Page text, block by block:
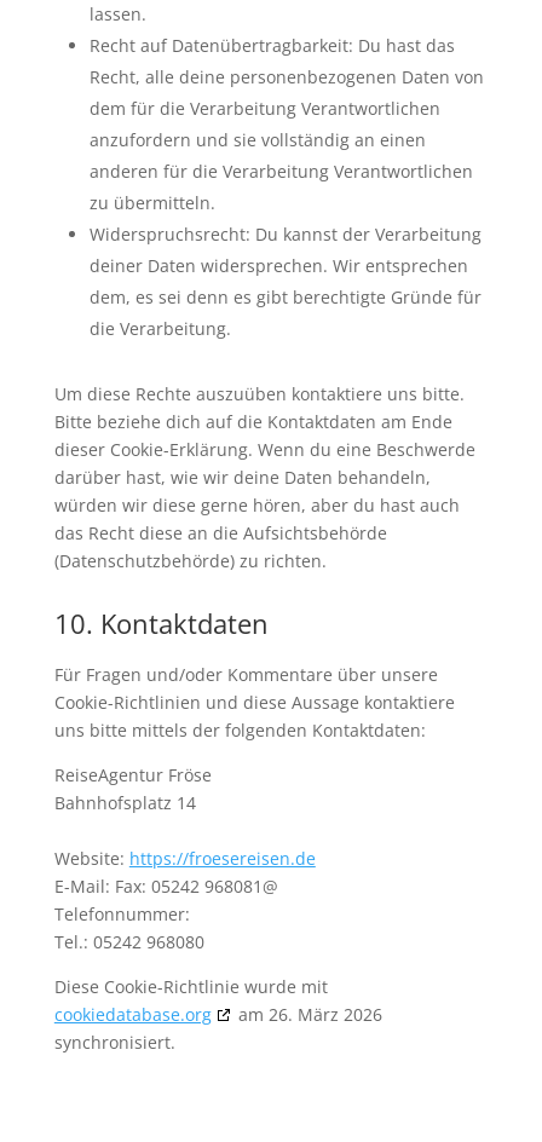
lassen.
Recht auf Datenübertragbarkeit: Du hast das
Recht, alle deine personenbezogenen Daten von
dem für die Verarbeitung Verantwortlichen
anzufordern und sie vollständig an einen
anderen für die Verarbeitung Verantwortlichen
zu übermitteln.
Widerspruchsrecht: Du kannst der Verarbeitung
deiner Daten widersprechen. Wir entsprechen
dem, es sei denn es gibt berechtigte Gründe für
die Verarbeitung.
Um diese Rechte auszuüben kontaktiere uns bitte.
Bitte beziehe dich auf die Kontaktdaten am Ende
dieser Cookie-Erklärung. Wenn du eine Beschwerde
darüber hast, wie wir deine Daten behandeln,
würden wir diese gerne hören, aber du hast auch
das Recht diese an die Aufsichtsbehörde
(Datenschutzbehörde) zu richten.
10. Kontaktdaten
Für Fragen und/oder Kommentare über unsere
Cookie-Richtlinien und diese Aussage kontaktiere
uns bitte mittels der folgenden Kontaktdaten:
ReiseAgentur Fröse
Bahnhofsplatz 14
Website: https://froesereisen.de
E-Mail: Fax: 05242 968081@
Telefonnummer:
Tel.: 05242 968080
Diese Cookie-Richtlinie wurde mit
cookiedatabase.org
am 26. März 2026
synchronisiert.